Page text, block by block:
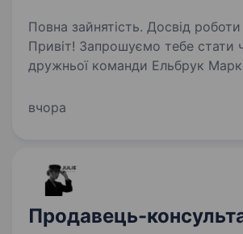
Повна зайнятість. Досвід роботи
Привіт! Запрошуємо тебе стати
дружньої команди Ельбрук
де кожен день ми допомагаємо
вчора
Продавець-